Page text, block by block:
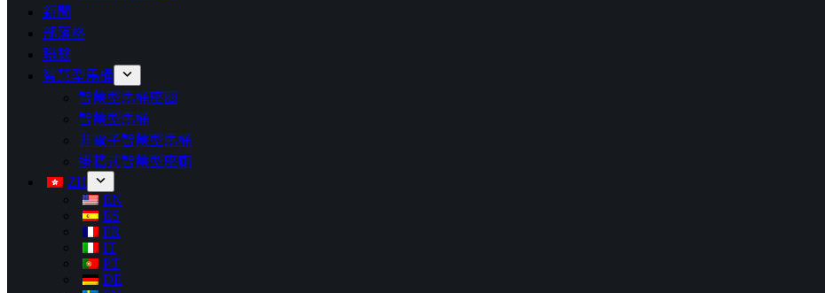
新聞
部落格
聯繫
智慧型馬桶
智慧型馬桶座圈
智慧型馬桶
非電子智慧型馬桶
掛牆式智慧型座廁
ZH
EN
ES
FR
IT
PT
DE